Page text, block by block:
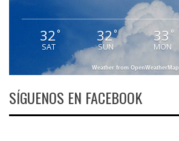
32°
SAT
32°
SUN
33 °
MON
Weather from OpenWeatherMap
SÍGUENOS EN FACEBOOK